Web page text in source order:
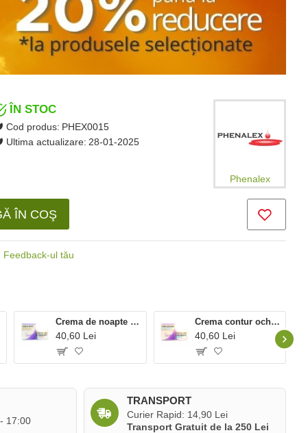
Feedback-ul tău
ÎN STOC
Cod produs: PHEX0015
Ultima actualizare: 28-01-2025
Phenalex
ÎN COŞ
17:00
TRANSPORT
Curier Rapid: 14,90 Lei
Transport Gratuit de la 250 Lei
Crema de noapte Antioxivita (50 ml), Phenalex
40,60 Lei
Crema contur ochi Antioxivita (50 ml), Phenalex
40,60 Lei